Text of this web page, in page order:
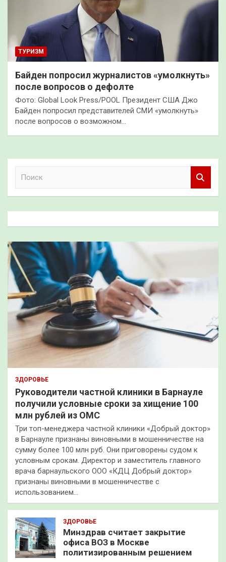
ТУРИЗМ
Байден попросил журналистов «умолкнуть»
после вопросов о дефолте
Фото: Global Look Press/POOL Президент США Джо
Байден попросил представителей СМИ «умолкнуть»
после вопросов о возможном…
к
ЗДОРОВЬЕ
Руководители частной клиники в Барнауле
получили условные сроки за хищение 100
млн рублей из ОМС
Три топ-менеджера частной клиники «Добрый доктор»
в Барнауле признаны виновными в мошенничестве на
сумму более 100 млн руб. Они приговорены судом к
условным срокам. Директор и заместитель главного
врача барнаульского ООО «КДЦ Добрый доктор»
признаны виновными в мошенничестве с
использованием…
ЗДОРОВЬЕ
Минздрав считает закрытие
офиса ВОЗ в Москве
политизированным решением